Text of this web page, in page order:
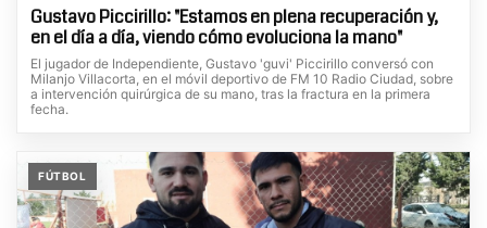
Gustavo Piccirillo: "Estamos en plena recuperación y,
en el día a día, viendo cómo evoluciona la mano"
El jugador de Independiente, Gustavo 'guvi' Piccirillo conversó con
Milanjo Villacorta, en el móvil deportivo de FM 10 Radio Ciudad, sobre
a intervención quirúrgica de su mano, tras la fractura en la primera
fecha.
FÚTBOL